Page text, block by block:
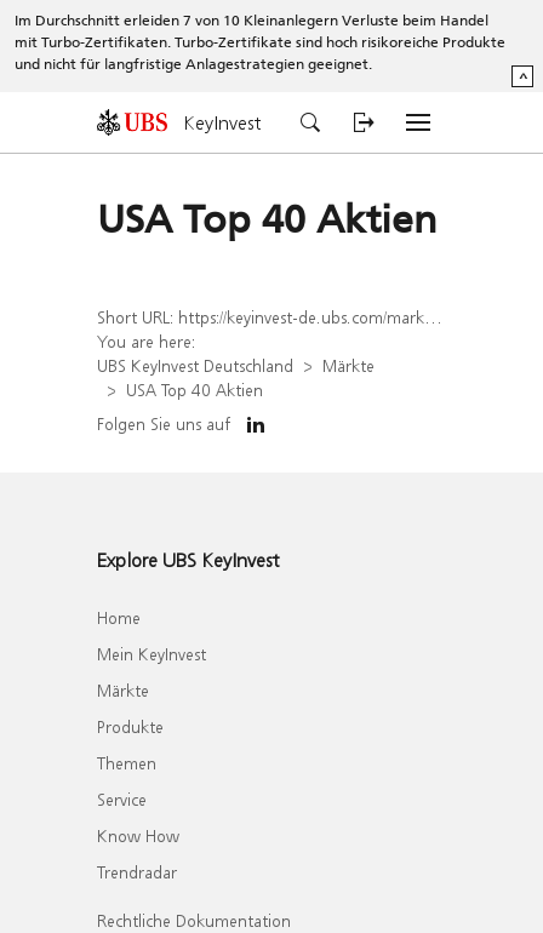
Im Durchschnitt erleiden 7 von 10 Kleinanlegern Verluste beim Handel
mit Turbo-Zertifikaten. Turbo-Zertifikate sind hoch risikoreiche Produkte
und nicht für langfristige Anlagestrategien geeignet.
^
KeyInvest
USA Top 40 Aktien
Short URL: https://keyinvest-de.ubs.com/marktuebersicht/dowjones
You are here:
UBS KeyInvest Deutschland
Märkte
USA Top 40 Aktien
Folgen Sie uns auf
Explore UBS KeyInvest
Home
Mein KeyInvest
Märkte
Produkte
Themen
Service
Know How
Trendradar
Rechtliche Dokumentation